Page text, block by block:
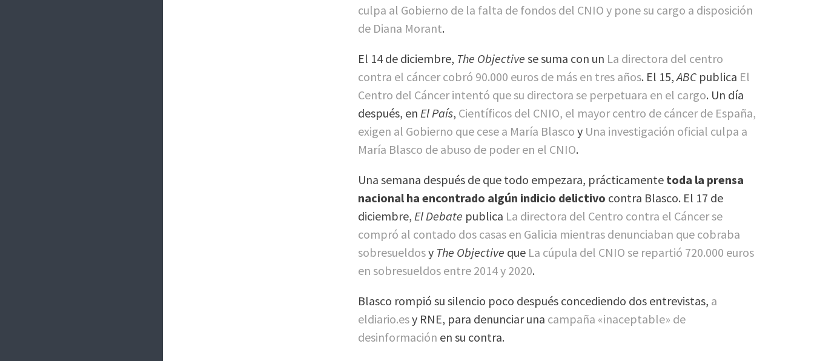
culpa al Gobierno de la falta de fondos del CNIO y pone su cargo a disposición
de Diana Morant.
El 14 de diciembre, The Objective se suma con un La directora del centro
contra el cáncer cobró 90.000 euros de más en tres años. El 15,ABC publica El
Centro del Cáncer intentó que su directora se perpetuara en el cargo. Un día
después, en El País, Científicos del CNIO, el mayor centro de cáncer de España,
exigen al Gobierno que cese a María Blasco y Una investigación oficial culpa a
María Blasco de abuso de poder en el CNIO.
Una semana después de que todo empezara, prácticamente toda la prensa
nacional ha encontrado algún indicio delictivo contra Blasco. El 17 de
diciembre, El Debate publica La directora del Centro contra el Cáncer se
compró al contado dos casas en Galicia mientras denunciaban que cobraba
sobresueldosy The Objective que La cúpula del CNIO se repartió 720.000 euros
en sobresueldos entre 2014 y 2020.
Blasco rompió su silencio poco después concediendo dos entrevistas, a
eldiario.esy RNE, para denunciar una campaña «inaceptable» de
desinformación en su contra.